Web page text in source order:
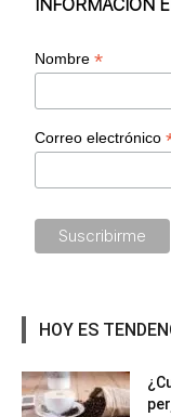
INFORMACIÓN
Nombre*
Correo electrónico
HOY ES